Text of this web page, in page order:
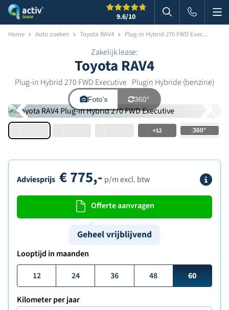
9.6/10 Zoeken in
Home Auto zoeken Toyota RAV4 Plug-in Hybrid 270 FWD Exec...
Zakelijk lease:
Toyota RAV4
Plug-in Hybrid 270 FWD Executive Plugin Hybride (benzine)
Foto's 360°
+12
Adviesprijs €775,- p/m excl. btw
Offerte aanvragen
Geheel vrijblijvend
Looptijd in maanden
12
24 36 48 60
Kilometer per jaar